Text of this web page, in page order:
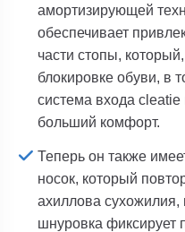
амортизирующей
обеспечивает
части стопы,
блокировке обуви, в
система входа cleatie
больший комфорт.
Теперь он также
носок, который
ахиллова
шнуровка фиксирует